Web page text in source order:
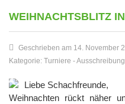
WEIHNACHTSBLITZ
Geschrieben am 14. November
Kategorie: Turniere -Ausschreibung
Liebe Schachfreunde,
Weihnachten rückt näher